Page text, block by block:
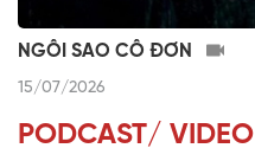
NGÔI SAO CÔ ĐƠN
15/07/2026
PODCAST/ VIDEO